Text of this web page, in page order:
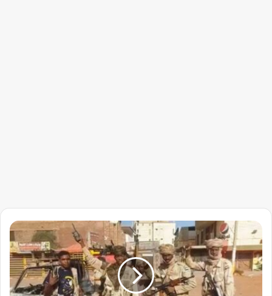
معلومة
مضللة
توقع
الدعـم
السـريع